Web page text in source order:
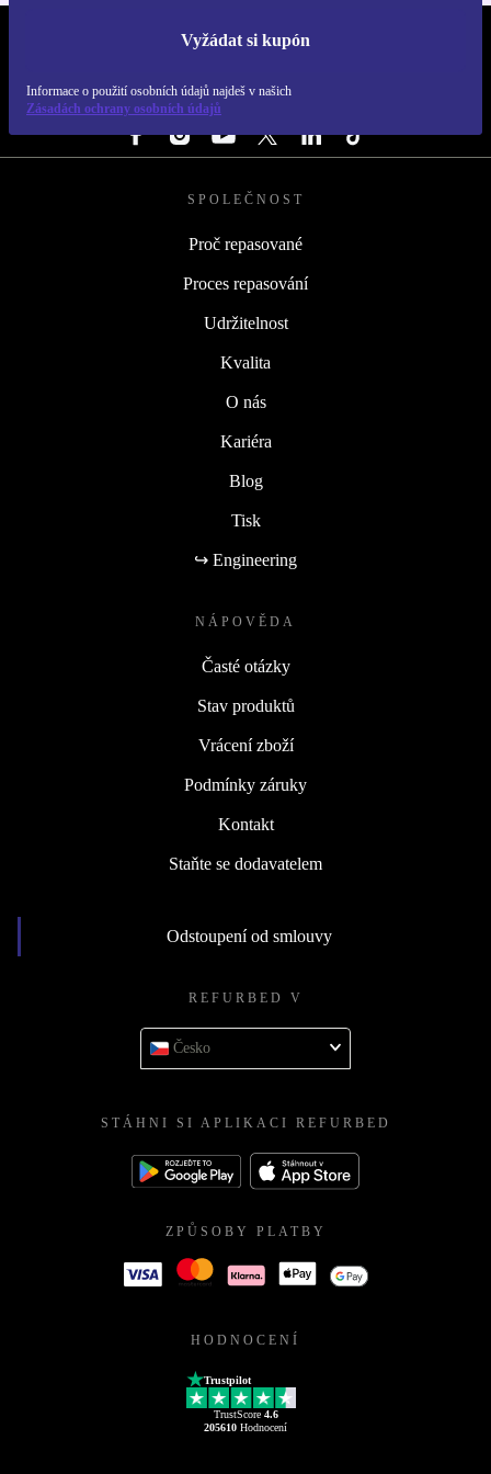
Vyžádat si kupón
Informace o použití osobních údajů najdeš v našich
Zásadách ochrany osobních údajů
REFURBED ČESKO - RETHINK NEW.
SLEDUJ NÁS
SPOLEČNOST
Proč repasované
Proces repasování
Udržitelnost
Kvalita
O nás
Kariéra
Blog
Tisk
↪ Engineering
NÁPOVĚDA
Časté otázky
Stav produktů
Vrácení zboží
Podmínky záruky
Kontakt
Staňte se dodavatelem
Odstoupení od smlouvy
REFURBED V
Česko
STÁHNI SI APLIKACI REFURBED
ZPŮSOBY PLATBY
HODNOCENÍ
Trustpilot
TrustScore 4.6
205610 Hodnocení